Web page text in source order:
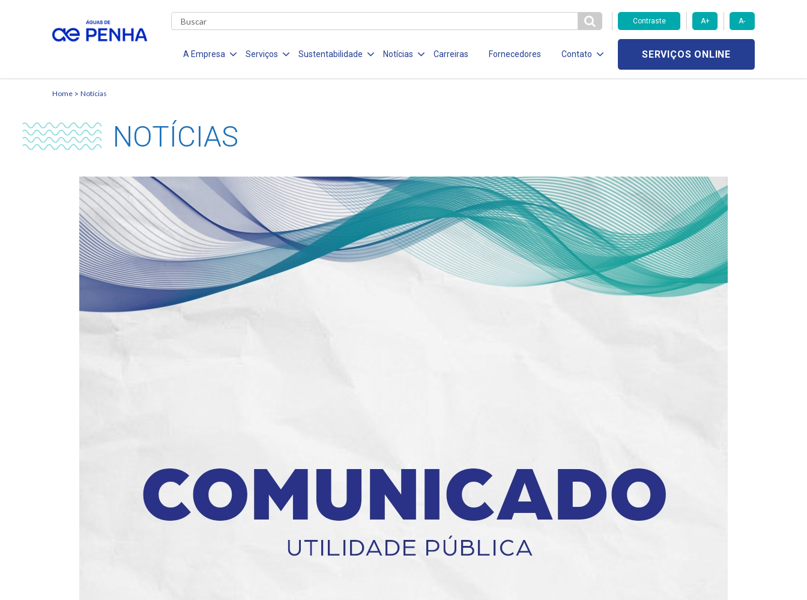
Contraste A+ A-
A Empresa Serviços Sustentabilidade Notícias Carreiras Fornecedores Contato SERVIÇOS ONLINE
Home Notícias
NOTÍCIAS